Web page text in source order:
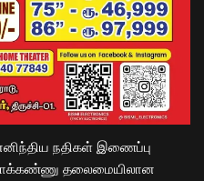
நதிகள் இணைப்பு
தலைமையிலான